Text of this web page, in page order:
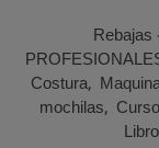
Rebajas
Costura
mochilas